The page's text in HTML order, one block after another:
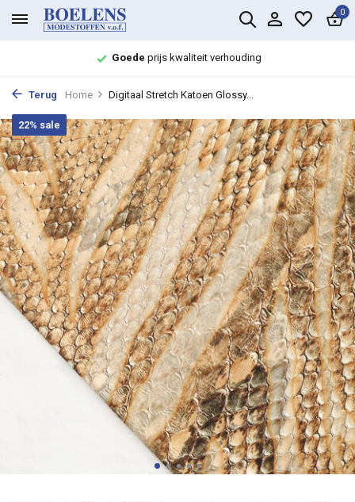
0
Goede prijs kwaliteit verhouding
Terug Home Digitaal Stretch Katoen Glossy...
22% sale